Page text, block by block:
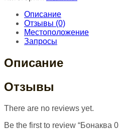
Описание
Отзывы (0)
Местоположение
Запросы
Описание
Отзывы
There are no reviews yet.
Be the first to review “Бонаква